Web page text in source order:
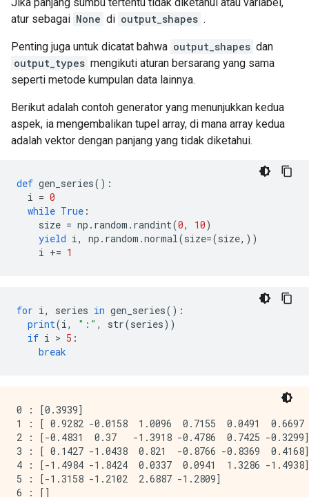
atur sebagai None di output_shapes .
Penting juga untuk dicatat bahwa output_shapes dan
output_types mengikuti aturan bersarang yang sama
seperti metode kumpulan data lainnya.
Berikut adalah contoh generator yang menunjukkan kedua
aspek, ia mengembalikan tupel array, di mana array kedua
adalah vektor dengan panjang yang tidak diketahui.
def gen_series():
i = 0
while True :
size = np . random . randint(0, 10)
yield i, np . random .normal(size=(size,))
i += 1
for i, series in gen_series():
print(i, ":" , str(series))
if i > 5 :
break
0 : [0.3939]
1 : [ 0.9282 -0.0158  1.0096  0.7155  0.0491
2 : [-0.4831  0.37   -1.3918 -0.4786  0.7425 -0.3299]
3 : [ 0.1427 -1.0438  0.821  -0.8766 -0.8369  0.4168]
4 : [-1.4984 -1.8424  0.0337  0.0941  1.3286 -1.4938]
5 : [-1.3158 -1.2102  2.6887 -1.2809]